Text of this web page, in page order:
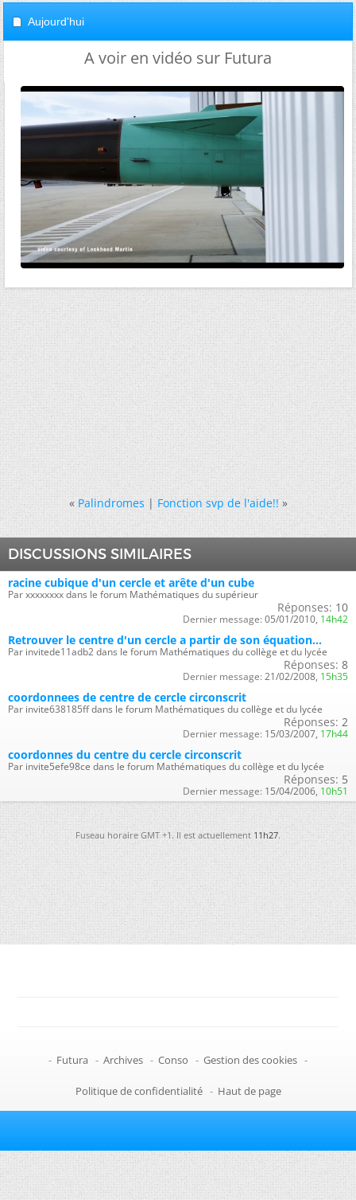
Aujourd'hui
A voir en vidéo sur Futura
« Palindromes|Fonction svp de l'aide!! »
DISCUSSIONS SIMILAIRES
racine cubique d'un cercle et arête d'un cube
Par xxxxxxxx dans le forum Mathématiques du supérieur
Réponses: 10
Dernier message: 05/01/2010, 14h42
Retrouver le centre d'un cercle a partir de son équation...
Par invitede11adb2 dans le forum Mathématiques du collège et du lycée
Réponses: 8
Dernier message: 21/02/2008, 15h35
coordonnees de centre de cercle circonscrit
Par invite638185ff dans le forum Mathématiques du collège et du lycée
Réponses: 2
Dernier message: 15/03/2007, 17h44
coordonnes du centre du cercle circonscrit
Par invite5efe98ce dans le forum Mathématiques du collège et du lycée
Réponses: 5
Dernier message: 15/04/2006, 10h51
Fuseau horaire GMT +1. Il est actuellement11h27.
- Futura - Archives - Conso - Gestion des cookies -
Politique de confidentialité - Haut de page